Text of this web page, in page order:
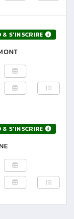
& S'INSCRIRE
& S'INSCRIRE